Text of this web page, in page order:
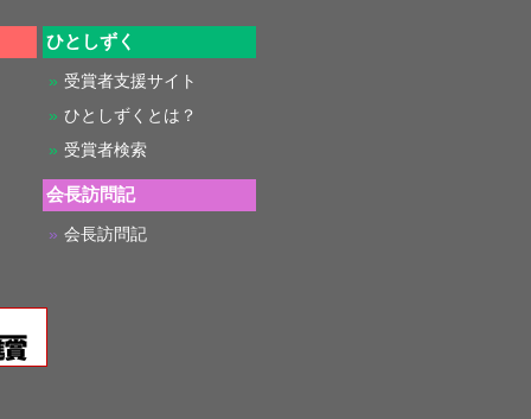
ひとしずく
受賞者支援サイト
ひとしずくとは？
受賞者検索
会長訪問記
会長訪問記